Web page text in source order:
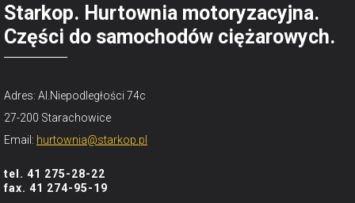
Starkop. Hurtownia motoryzacyjna.
Części do samochodów ciężarowych.
Adres: Al.Niepodległości 74c
27-200 Starachowice
Email: hurtownia@starkop.pl
tel. 41 275-28-22
fax. 41 274-95-19